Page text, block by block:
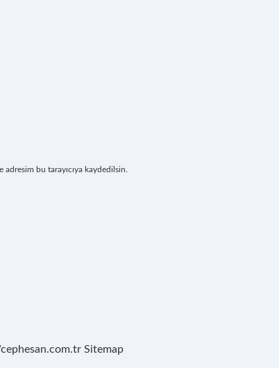
bu tarayıcıya kaydedilsin.
Sitemap